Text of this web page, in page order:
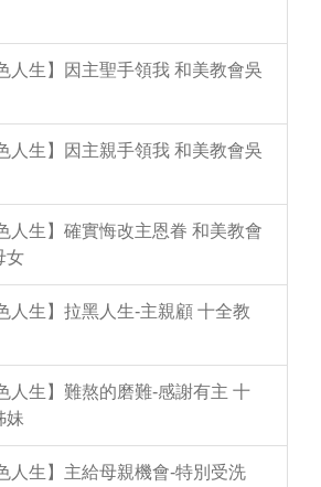
人生】因主聖手領我 和美教會吳
人生】因主親手領我 和美教會吳
人生】確實悔改主恩眷 和美教會
女
人生】拉黑人生-主親顧 十全教
人生】難熬的磨難-感謝有主 十
妹
人生】主給母親機會-特別受洗